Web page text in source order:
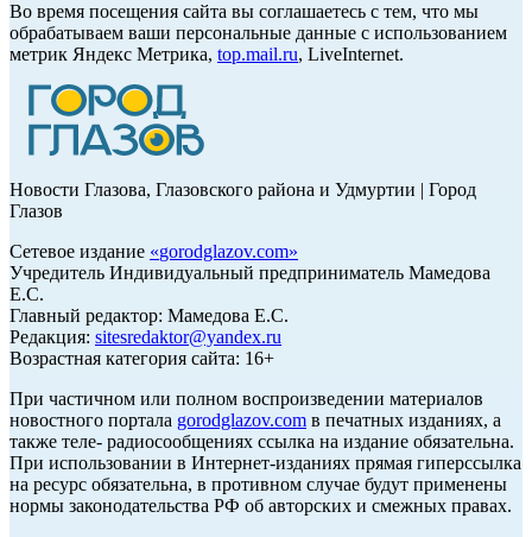
Во время посещения сайта вы соглашаетесь с тем, что мы
обрабатываем ваши персональные данные с использованием
метрик Яндекс Метрика, top.mail.ru, LiveInternet.
Новости Глазова, Глазовского района и Удмуртии | Город
Глазов
Сетевое издание «gorodglazov.com»
Учредитель Индивидуальный предприниматель Мамедова
Е.С.
Главный редактор: Мамедова Е.С.
Редакция: sitesredaktor@yandex.ru
Возрастная категория сайта: 16+
При частичном или полном воспроизведении материалов
новостного портала gorodglazov.com в печатных изданиях, а
также теле- радиосообщениях ссылка на издание обязательна.
При использовании в Интернет-изданиях прямая гиперссылка
на ресурс обязательна, в противном случае будут применены
нормы законодательства РФ об авторских и смежных правах.